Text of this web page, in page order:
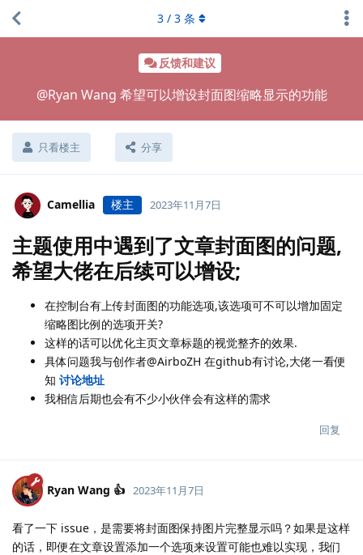
反馈和建议
@Ryan Wang 希望可以增设封面图缩略显示的功能
只看楼主 分享
3 / 3 条
Camellia 楼主 2023年11月7日
主题使用中遇到了文章封面图的问题,
希望大佬在后续可以增设;
在控制台有上传封面图的功能选项,该选项可不可以增加固定
缩略图比例的选项开关?
这样的话可以优化主页文章标题的视觉整齐的效果.
具体问题我与创作者@AirboZH 在github有讨论,大佬一看便
知 讨论地址
我相信后期也会有不少小伙伴会有这样的需求
回复
Ryan Wang 👍 2023年11月7日
看了一下 issue，是需要将封面图保持图片完整显示吗？如果是这样
的话，即便在文章设置添加一个选项来设置可能也难以实现，我们